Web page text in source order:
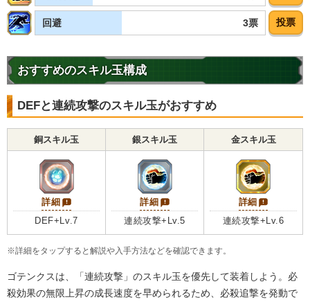
ゴテンクス（幽霊）
限界突破
少年・少女
地球育ちの戦士
アル飯
7.0
【発動リンク効果】
気力+5
ATK+5%
【一致するリンクスキル(
戦闘民族サイヤ人
サイヤ人の血
驚異的なスピード
限界突破
【一致するカテゴリー(5)】
混血サイヤ人
魔人ブウ編
急激な成長
託された意志
地球育ちの戦士
回避 3票 投票
おすすめのスキル玉構成
DEFと連続攻撃のスキル玉がおすすめ
銅スキル玉 銀スキル玉 金スキル玉
詳細
DEF+Lv.7
詳細
連続攻撃+Lv.5
詳細
連続攻撃+Lv.6
※詳細をタップすると解説や入手方法などを確認できます。
ゴテンクスは、「連続攻撃」のスキル玉を優先して装着しよう。必
殺効果の無限上昇の成長速度を早められるため、必殺追撃を発動で